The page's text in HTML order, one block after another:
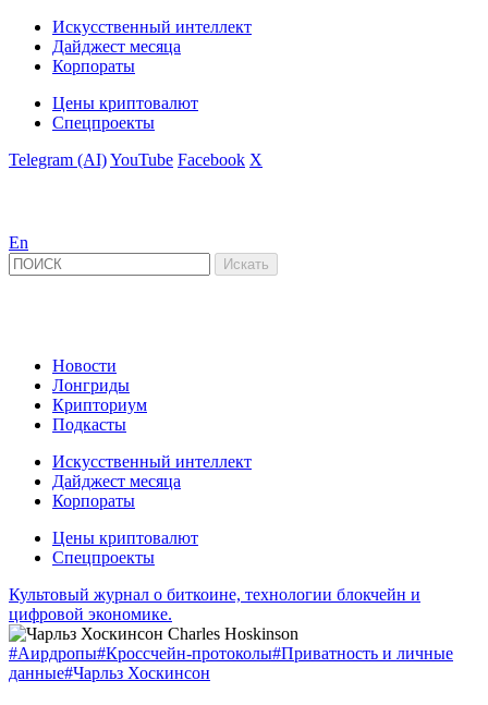
Искусственный интеллект
Дайджест месяца
Корпораты
Цены криптовалют
Спецпроекты
Telegram (AI)YouTube Facebook X
En
Новости
Лонгриды
Крипториум
Подкасты
Искусственный интеллект
Дайджест месяца
Корпораты
Цены криптовалют
Спецпроекты
Культовый журнал о биткоине, технологии блокчейн и
цифровой экономике.
#Аирдропы#Кроссчейн-протоколы#Приватность и личные
данные#Чарльз Хоскинсон